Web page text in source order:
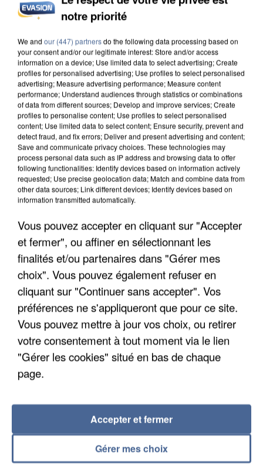
INCENDIES : L’ÎLE-DE-FRANCE LANCE UN ÉLAN
DE SOLIDARITÉ AVEC LES...
APRÈS TOUTES CES CANICULES, LES REFUGES
DE FAUNE SAUVAGE SONT...
L’UN DES FONDATEURS SUPPOSÉS DE LA DZ
notre priorité
We and our (447) partnersdo the following data processing based on
your consent and/or our legitimate interest: Store and/or access
information on a device; Use limited data to select advertising; Create
profiles for personalised advertising; Use profiles to select personalised
advertising; Measure advertising performance; Measure content
performance; Understand audiences through statistics or combinations
of data from different sources; Develop and improve services; Create
profiles to personalise content; Use profiles to select personalised
content; Use limited data to select content; Ensure security, prevent and
detect fraud, and fix errors; Deliver and present advertising and content;
Save and communicate privacy choices. These technologies may
process personal data such as IP address and browsing data to offer
following functionalities: Identify devices based on information actively
requested; Use precise geolocation data; Match and combine data from
other data sources; Link different devices; Identify devices based on
information transmitted automatically.
Vous pouvez accepter en cliquant sur "Accepter
et fermer", ou affiner en sélectionnant les
finalités et/ou partenaires dans "Gérer mes
choix". Vous pouvez également refuser en
cliquant sur "Continuer sans accepter". Vos
préférences ne s'appliqueront que pour ce site.
Vous pouvez mettre à jour vos choix, ou retirer
votre consentement à tout moment via le lien
"Gérer les cookies" situé en bas de chaque
page.
Gérer mes choix
Accepter et fermer